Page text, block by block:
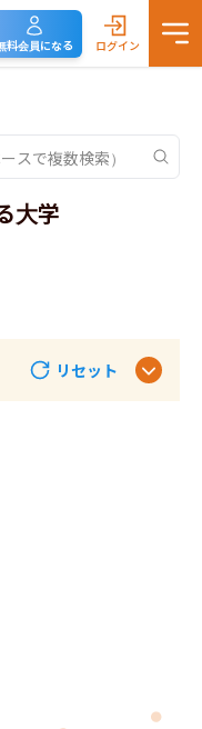
料会員になる ログイン
大学
リセット